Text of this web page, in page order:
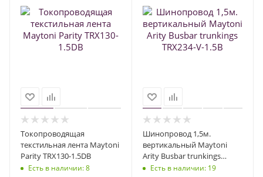
Токопроводящая
текстильная лента Maytoni
Parity TRX130-1.5DB
Есть в наличии: 8
Шинопровод 1,5м.
вертикальный Maytoni
Arity Busbar trunkings
TRX234-V-1.5B
Есть в наличии: 19